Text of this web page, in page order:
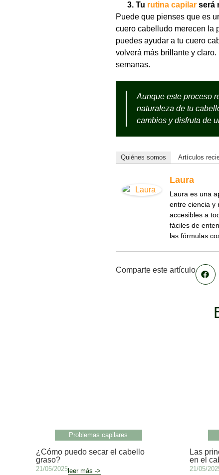
Tu rutina capilarserá
Puede que pienses que es
cuero cabelludo merecen la
puedes ayudar a tu cuero
volverá más brillante y
semanas.
Aunque este proceso
naturaleza de tu
cambios y disfruta de
Quiénes somos Artículos
Laura
Laura es una
entre ciencia y
accesibles a
fáciles de
las fórmulas
Comparte este artículo
Problemas capilares
¿Cómo puedo secar el cabello
graso?
21/05/2025leer más ->
Las
en el
21/05/